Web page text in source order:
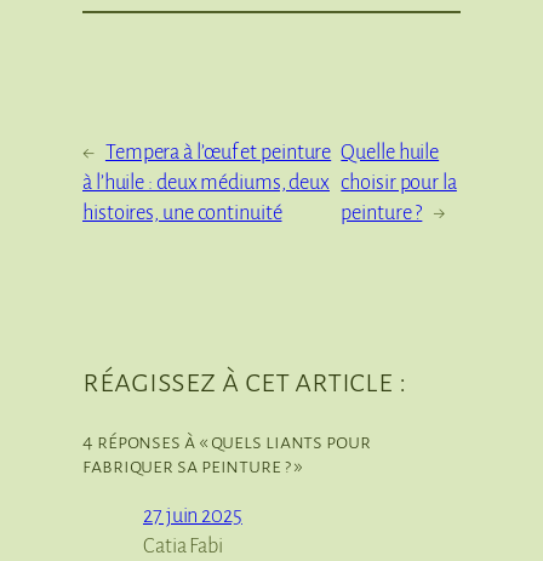
← Tempera à l’œuf et peinture
à l’huile : deux médiums, deux
histoires, une continuité
Quelle huile
choisir pour la
peinture ? →
réagissez à cet article :
4 réponses à « quels liants pour
fabriquer sa peinture ? »
27 juin 2025
Catia Fabi